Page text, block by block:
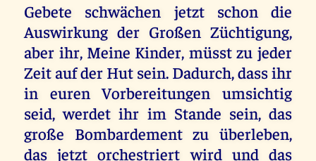
Gebete schwächen jetzt schon die
Auswirkung der Großen Züchtigung,
aber ihr, Meine Kinder, müsst zu jeder
Zeit auf der Hut sein. Dadurch, dass ihr
in euren Vorbereitungen umsichtig
seid, werdet ihr im Stande sein, das
große Bombardement zu überleben,
das jetzt orchestriert wird und das